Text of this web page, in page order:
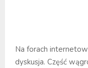
Na forach
dyskusja. Część